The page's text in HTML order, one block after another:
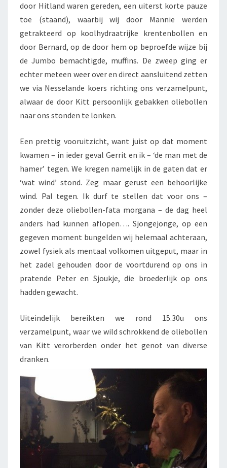
door Hitland waren gereden, een uiterst korte pauze
toe (staand), waarbij wij door Mannie werden
getrakteerd op koolhydraatrijke krentenbollen en
door Bernard, op de door hem op beproefde wijze bij
de Jumbo bemachtigde, muffins. De zweep ging er
echter meteen weer over en direct aansluitend zetten
we via Nesselande koers richting ons verzamelpunt,
alwaar de door Kitt persoonlijk gebakken oliebollen
naar ons stonden te lonken.
Een prettig vooruitzicht, want juist op dat moment
kwamen – in ieder geval Gerrit en ik – ‘de man met de
hamer’ tegen. We kregen namelijk in de gaten dat er
‘wat wind’ stond. Zeg maar gerust een behoorlijke
wind. Pal tegen. Ik durf te stellen dat voor ons –
zonder deze oliebollen-fata morgana – de dag heel
anders had kunnen aflopen…. Sjongejonge, op een
gegeven moment bungelden wij helemaal achteraan,
zowel fysiek als mentaal volkomen uitgeput, maar in
het zadel gehouden door de voortdurend op ons in
pratende Peter en Sjoukje, die broederlijk op ons
hadden gewacht.
Uiteindelijk bereikten we rond 15.30u ons
verzamelpunt, waar we wild schrokkend de oliebollen
van Kitt verorberden onder het genot van diverse
dranken.